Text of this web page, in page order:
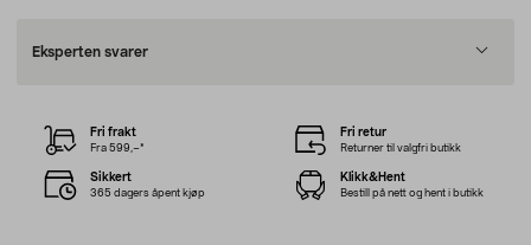
Eksperten svarer
Fri frakt
Fra 599,–*
Fri retur
Returner til valgfri butikk
Sikkert
365 dagers åpent kjøp
Klikk&Hent
Bestill på nett og hent i butikk